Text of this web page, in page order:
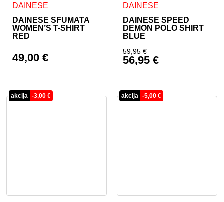
DAINESE
DAINESE SFUMATA
WOMEN’S T-SHIRT
RED
49,00€
Ta izdelek ima več različic. Možnosti lahko izberete na
DAINESE
DAINESE SPEED
DEMON POLO SHIRT
BLUE
59,95€
Izvirna cena je bila:
56,95 €
Ta izdelek ima več različic.
akcija -3,00€ akcija -5,00 €